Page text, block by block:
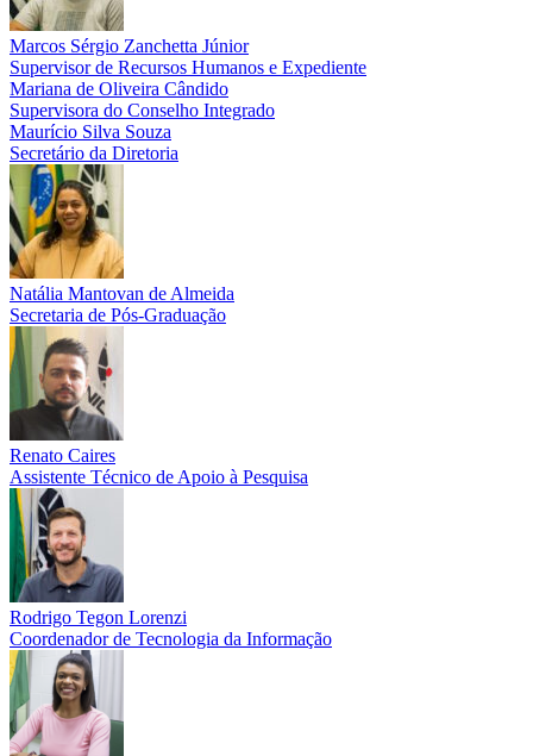
Marcos Sérgio Zanchetta Júnior
Supervisor de Recursos Humanos e Expediente
Mariana de Oliveira Cândido
Supervisora do Conselho Integrado
Maurício Silva Souza
Secretário da Diretoria
Natália Mantovan de Almeida
Secretaria de Pós-Graduação
Renato Caires
Assistente Técnico de Apoio à Pesquisa
Rodrigo Tegon Lorenzi
Coordenador de Tecnologia da Informação